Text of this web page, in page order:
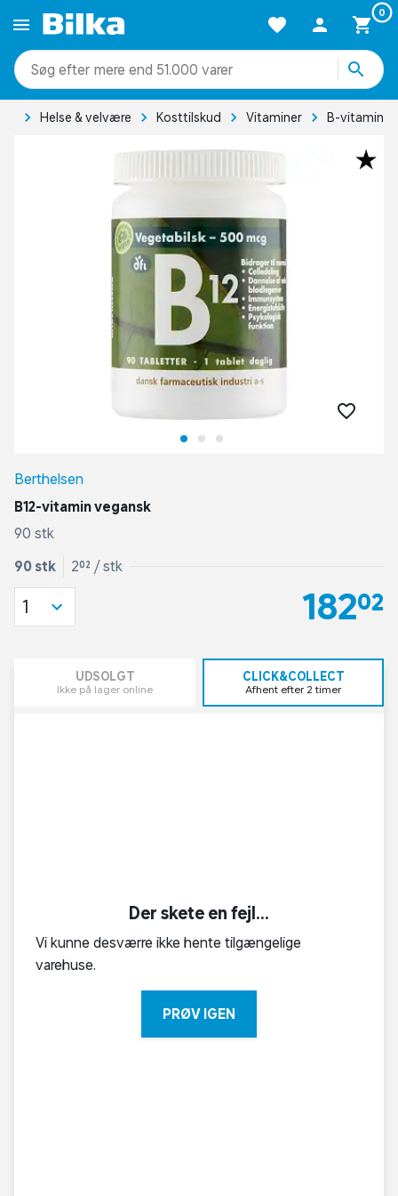
0
mere end 51.000 varer
Helse & velvære Kosttilskud Vitaminer B-vitamin
Berthelsen
B12-vitamin vegansk
90 stk
90 stk 2,02 / stk
182,02
1
UDSOLGT
Ikke på lager online
CLICK&COLLECT
Afhent efter 2 timer
Der skete en fejl...
Vi kunne desværre ikke hente tilgængelige
varehuse.
PRØV IGEN